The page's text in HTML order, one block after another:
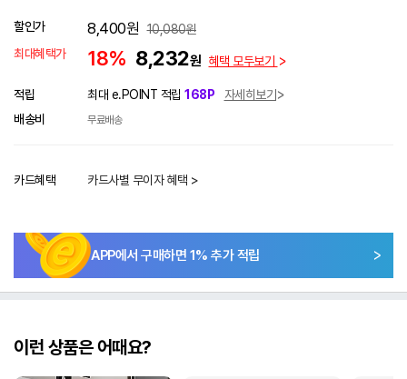
할인가 8,400원 10,080원
최대혜택가
18% 8,232원 혜택 모두보기
적립 최대 e.POINT 적립 168P
자세히보기
배송비
무료배송
카드혜택 카드사별 무이자 혜택 >
APP에서 구매하면 1% 추가 적립
이런 상품은 어때요?